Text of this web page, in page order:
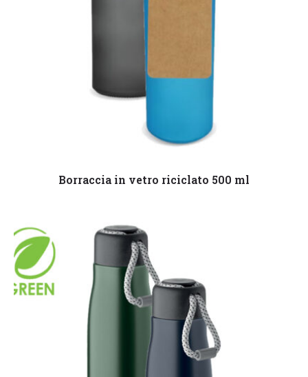
Leggi tutto
Borraccia in vetro riciclato 500 ml